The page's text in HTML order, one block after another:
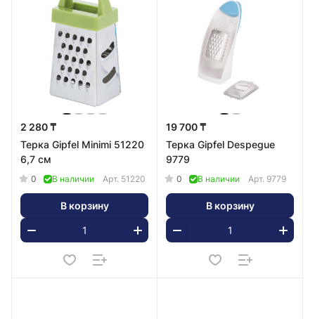
2 280 ₸
Терка Gipfel Minimi 51220
6,7 см
0 В наличии Арт. 51220
В корзину
19 700 ₸
Терка Gipfel Despegue
9779
0 В наличии Арт. 9779
В корзину